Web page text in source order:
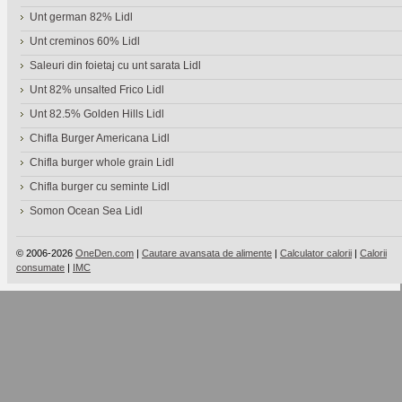
Unt german 82% Lidl
Unt creminos 60% Lidl
Saleuri din foietaj cu unt sarata Lidl
Unt 82% unsalted Frico Lidl
Unt 82.5% Golden Hills Lidl
Chifla Burger Americana Lidl
Chifla burger whole grain Lidl
Chifla burger cu seminte Lidl
Somon Ocean Sea Lidl
© 2006-2026 OneDen.com | Cautare avansata de alimente | Calculator calorii | Calorii
consumate | IMC